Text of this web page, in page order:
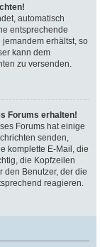
automatisch
entsprechende
erhältst, so
kann dem
zu versenden.
Forums erhalten!
Forums hat einige
senden,
komplette E-Mail, die
die Kopfzeilen
den Benutzer, der die
reagieren.